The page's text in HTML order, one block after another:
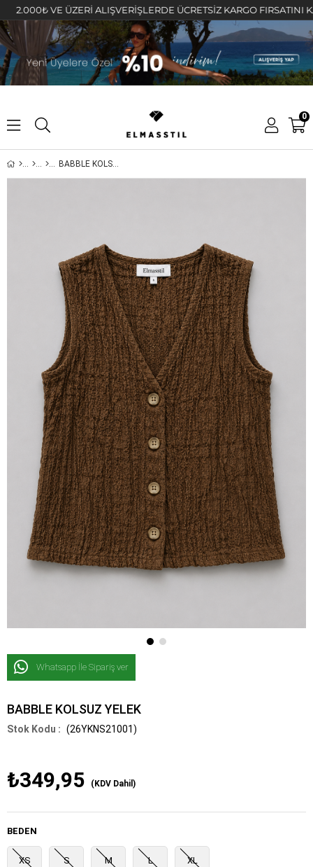
VE ÜZERİ ALIŞVERİŞLERDE ÜCRETSİZ KARGO FIRSATINI
0
BABBLE KOLSUZ YELEK
Whatsapp İle Sipariş ver
BABBLE KOLSUZ YELEK
(26YKNS21001)
₺349,95 (KDV Dahil)
BEDEN
XS S M L XL